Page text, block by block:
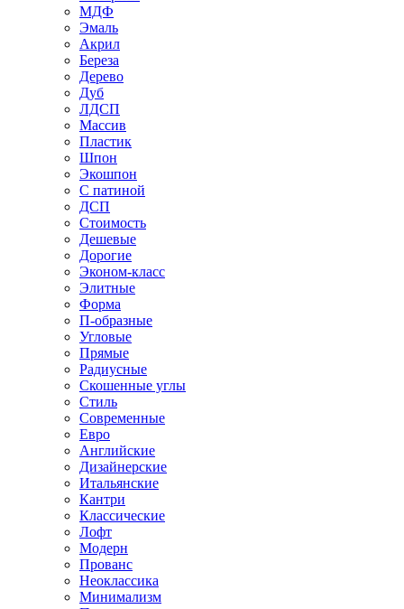
МДФ
Эмаль
Акрил
Береза
Дерево
Дуб
ЛДСП
Массив
Пластик
Шпон
Экошпон
С патиной
ДСП
Стоимость
Дешевые
Дорогие
Эконом-класс
Элитные
Форма
П-образные
Угловые
Прямые
Радиусные
Скошенные углы
Стиль
Современные
Евро
Английские
Дизайнерские
Итальянские
Кантри
Классические
Лофт
Модерн
Прованс
Неоклассика
Минимализм